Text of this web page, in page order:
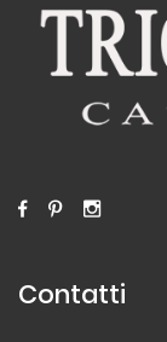
Contatti